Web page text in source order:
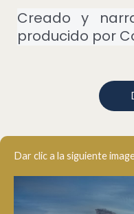
Creado y
producido por
Dar clic a la siguiente